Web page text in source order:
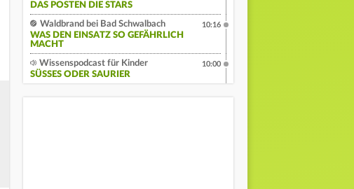
DAS POSTEN DIE STARS
Waldbrand bei Bad Schwalbach
WAS DEN EINSATZ SO GEFÄHRLICH
MACHT
10:16
Wissenspodcast für Kinder
SÜSSES ODER SAURIER
10:00